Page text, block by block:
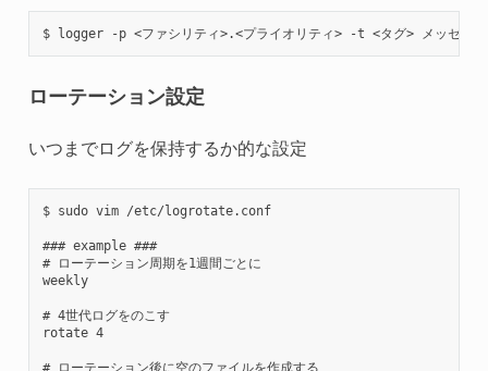
ローテーション設定
いつまでログを保持するか的な設定
$ sudo vim /etc/logrotate.conf
### example ###
# ローテーション周期を1週間ごとに
weekly
# 4世代ログをのこす
rotate 4
# ローテーション後に空のファイルを作成する